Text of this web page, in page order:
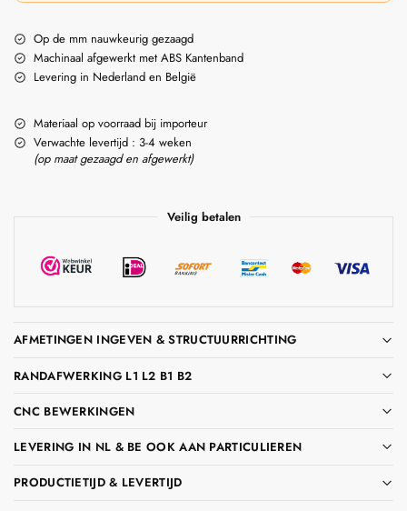
Op de mm nauwkeurig gezaagd
Machinaal afgewerkt met ABS Kantenband
Levering in Nederland en België
Materiaal op voorraad bij importeur
Verwachte levertijd : 3-4 weken
(op maat gezaagd en afgewerkt)
Veilig betalen
AFMETINGEN INGEVEN & STRUCTUURRICHTING
RANDAFWERKING L1 L2 B1 B2
CNC BEWERKINGEN
LEVERING IN NL & BE OOK AAN PARTICULIEREN
PRODUCTIETIJD & LEVERTIJD